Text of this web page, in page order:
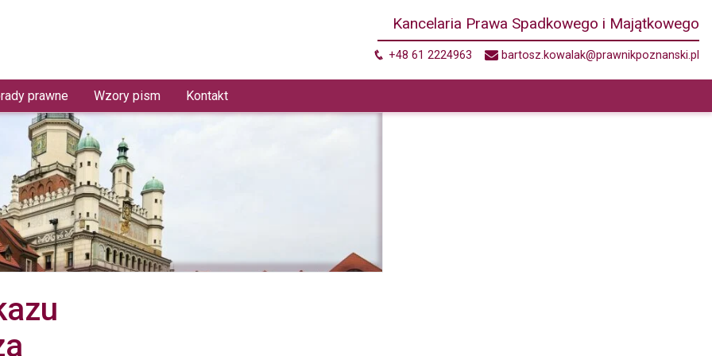
Kancelaria Prawa Spadkowego i Majątkowego
+48 61 2224963 bartosz.kowalak@prawnikpoznanski.pl
prawne Wzory pism Kontakt